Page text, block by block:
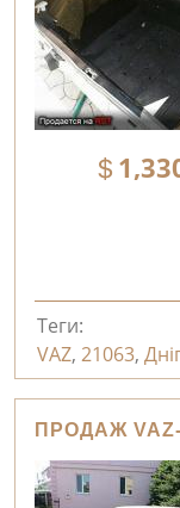
Теги:
VAZ, 21063,
ПРОДАЖ